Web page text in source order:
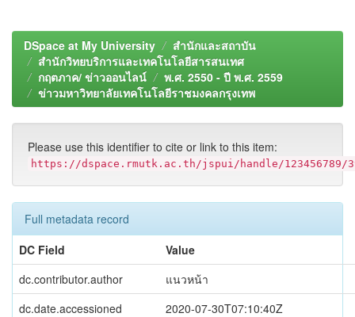
DSpace at My University
สำนักและสถาบัน
สำนักวิทยบริการและเทคโนโลยีสารสนเทศ
กฤตภาค/ ข่าวออนไลน์
พ.ศ. 2550 - ปี พ.ศ. 2559
ข่าวมหาวิทยาลัยเทคโนโลยีราชมงคลกรุงเทพ
Please use this identifier to cite or link to this item:
https://dspace.rmutk.ac.th/jspui/handle/123456789/
Full metadata record
DC Field
Value
dc.contributor.author
แนวหน้า
dc.date.accessioned
2020-07-30T07:10:40Z